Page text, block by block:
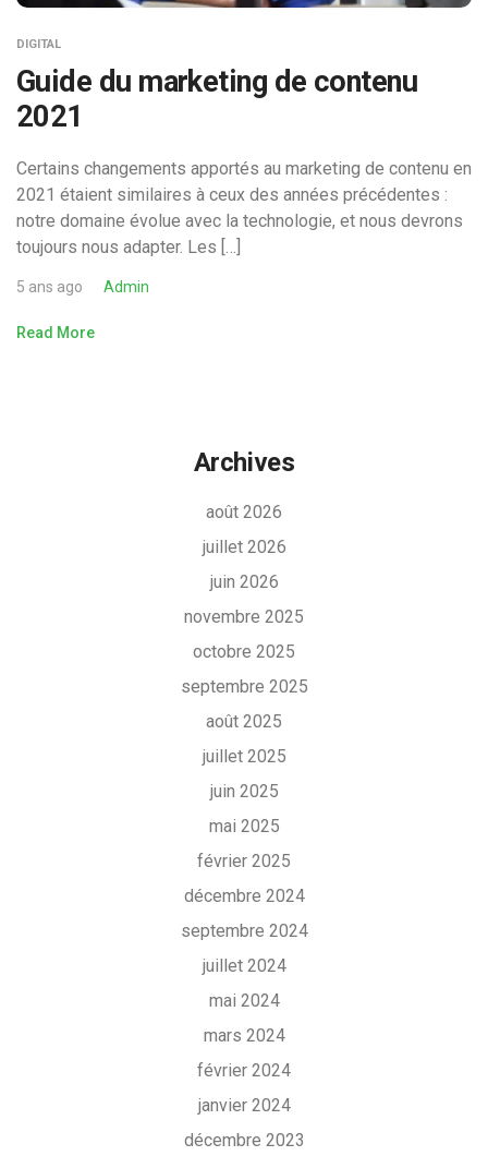
DIGITAL
Guide du marketing de contenu
2021
Certains changements apportés au marketing de contenu en
2021 étaient similaires à ceux des années précédentes :
notre domaine évolue avec la technologie, et nous devrons
toujours nous adapter. Les […]
5 ans ago Admin
Read More
Archives
août 2026
juillet 2026
juin 2026
novembre 2025
octobre 2025
septembre 2025
août 2025
juillet 2025
juin 2025
mai 2025
février 2025
décembre 2024
septembre 2024
juillet 2024
mai 2024
mars 2024
février 2024
janvier 2024
décembre 2023